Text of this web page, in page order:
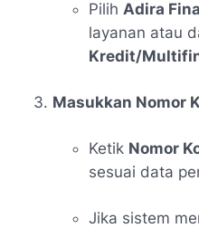
Pilih Adira
layanan atau
Kredit/
Masukkan Nomor
Ketik Nomor
sesuai data
Jika sistem